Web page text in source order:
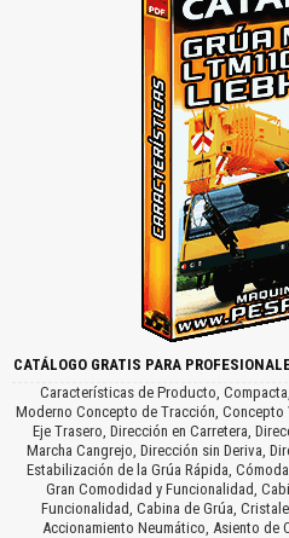
CATÁLOGO GRATIS PARA
Características de Producto,
Moderno Concepto de Tracción,
Eje Trasero, Dirección en Carretera,
Marcha Cangrejo, Dirección sin Deriva,
Estabilización de la Grúa Rápida,
Gran Comodidad y Funcionalidad,
Funcionalidad, Cabina de Grúa,
Accionamiento Neumático, Asiento de